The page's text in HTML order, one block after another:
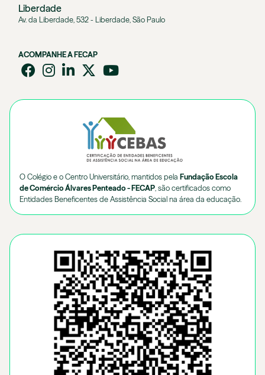
Liberdade
Av. da Liberdade, 532 - Liberdade, São Paulo
ACOMPANHE A FECAP
O Colégio e o Centro Universitário, mantidos pela Fundação Escola
de Comércio Álvares Penteado - FECAP, são certificados como
Entidades Beneficentes de Assistência Social na área da educação.